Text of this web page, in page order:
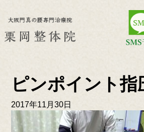
ピンポイント指
2017年11月30日